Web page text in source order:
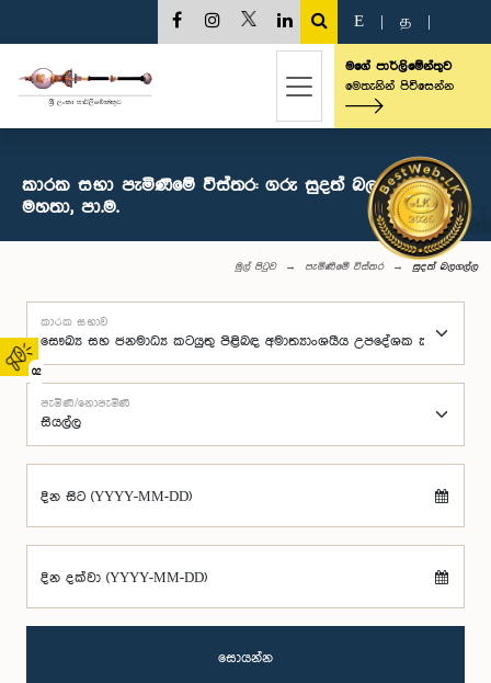
02
E த
මගේ පාර්ලිමේන්තුව
මෙතැනින් පිවිසෙන්න
කාරක සභා පැමිණීමේ විස්තර: ගරු සුදත් බලගල්ල
මහතා, පා.ම.
මුල් පිටුව පැමිණීමේ විස්තර සුදත් බලගල්ල
කාරක සභාව
පැමිණි/නොපැමිණි
දින සිට (YYYY-MM-DD)
දින දක්වා (YYYY-MM-DD)
සොයන්න